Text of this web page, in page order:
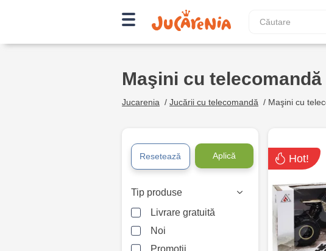
Maşini cu telecomandă
Jucarenia / Jucării cu telecomandă / Maşini cu
Resetează Aplică
Tip produse
Livrare gratuită
Noi
Promoții
Hot!